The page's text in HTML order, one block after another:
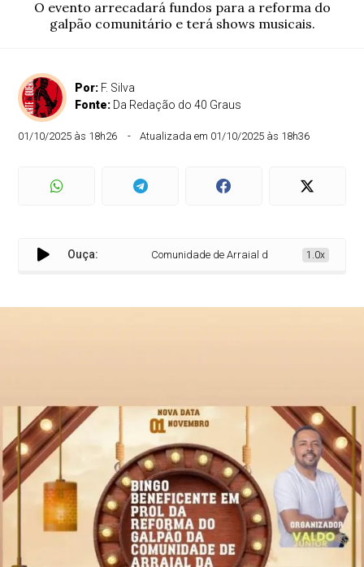
O evento arrecadará fundos para a reforma do
galpão comunitário e terá shows musicais.
Por: F. Silva
Fonte: Da Redação do 40 Graus
01/10/2025 às 18h26 Atualizada em 01/10/2025 às 18h36
Ouça: Comunidade de Arraial da Penha realizará
1.0x